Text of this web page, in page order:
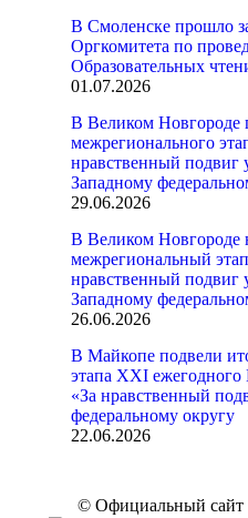
В Смоленске прошло
Оргкомитета по
Образовательных
01.07.2026
В Великом Новгороде
межрегионального
нравственный подвиг
Западному
29.06.2026
В Великом Новгороде
межрегиональный
нравственный подвиг
Западному
26.06.2026
В Майкопе подвели
этапа XXI ежегодного
«За нравственный
федеральному округу
22.06.2026
© Официальный сайт